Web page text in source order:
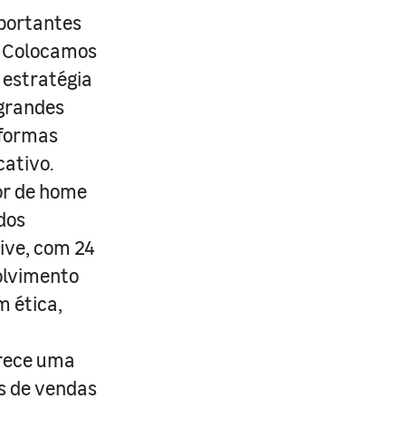
estratégia
de home
com 24
ética,
uma
de vendas